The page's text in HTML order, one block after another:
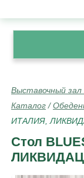
Выставочный
Каталог /
ИТАЛИЯ,
Стол